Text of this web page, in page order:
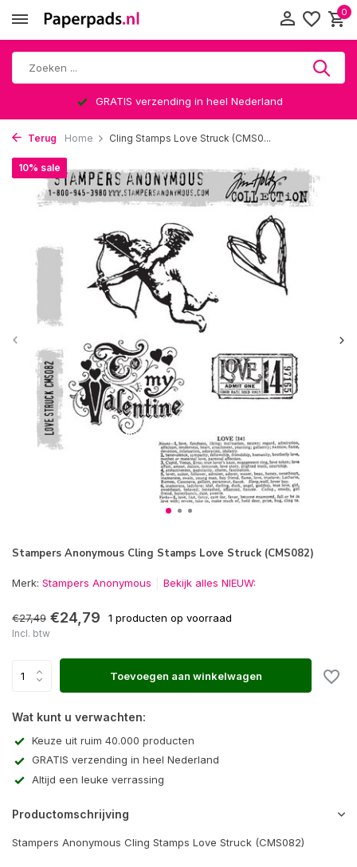
0
GRATIS verzending in heel Nederland
Terug Home Cling Stamps Love Struck (CMS0...
Stampers Anonymous Cling Stamps Love Struck (CMS082)
10% sale
Merk: Stampers Anonymous Bekijk alles NIEUW:
€27,49 €24,79 1 producten op voorraad
Incl. btw
Toevoegen aan winkelwagen
Wat kunt u verwachten:
Keuze uit ruim 40.000 producten
GRATIS verzending in heel Nederland
Altijd een leuke verrassing
Productomschrijving
Stampers Anonymous Cling Stamps Love Struck (CMS082)